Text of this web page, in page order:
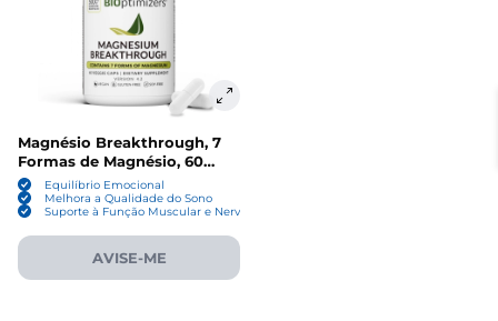
Magnésio Breakthrough, 7
Formas de Magnésio, 60
Cápsulas, Bioptimizers
Equilíbrio Emocional
Melhora a Qualidade do Sono
Suporte à Função Muscular e Nervosa
AVISE-ME